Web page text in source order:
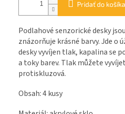
Pridať do košíka
Podlahové senzorické desky
znázorňuje krásné barvy. Jde o
desky vyvíjen tlak, kapalina se
a toky barev. Tlak můžete
protiskluzová.
Obsah: 4 kusy